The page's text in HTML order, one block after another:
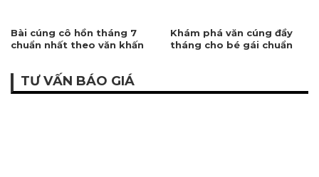
Bài cúng cô hồn tháng 7
chuẩn nhất theo văn khấn
Khám phá văn cúng đầy
tháng cho bé gái chuẩn
TƯ VẤN BÁO GIÁ